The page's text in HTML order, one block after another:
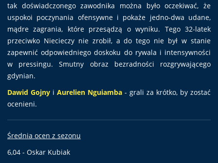
tak doświadczonego zawodnika można było oczekiwać, że
uspokoi poczynania ofensywne i pokaże jedno-dwa udane,
mądre zagrania, które przesądzą o wyniku. Tego 32-latek
przeciwko Niecieczy nie zrobił, a do tego nie był w stanie
zapewnić odpowiedniego doskoku do rywala i intensywności
w pressingu. Smutny obraz bezradności rozgrywającego
gdynian.
Dawid Gojny i Aurelien Nguiamba - grali za krótko, by zostać
ocenieni.
Średnia ocen z sezonu
6,04 - Oskar Kubiak